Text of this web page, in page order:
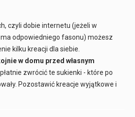
czyli dobie internetu (jeżeli w
odpowiedniego fasonu) możesz
kilku kreacji dla siebie.
w domu przed własnym
zwrócić te sukienki - które po
Pozostawić kreacje wyjątkowe i